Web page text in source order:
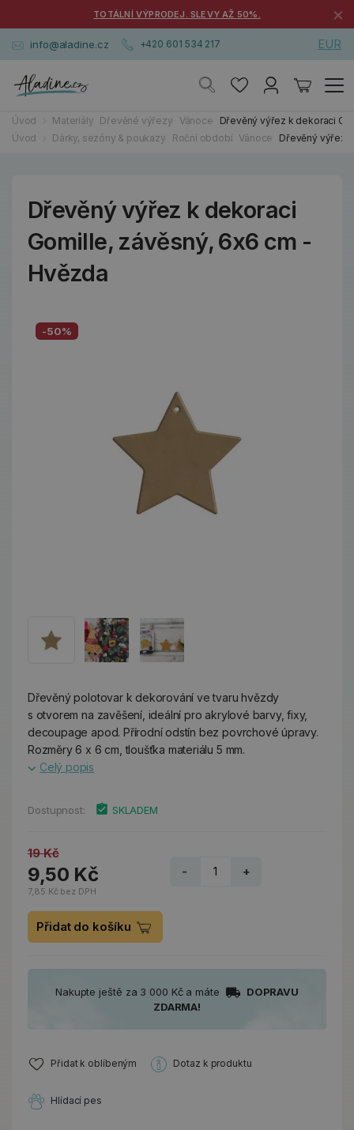
TOTÁLNÍ VÝPRODEJ. SLEVY AŽ 50%. ×
info@aladine.cz +420 601 534 217 EUR
Úvod Materiály Dřevěné výřezy Vánoce
Dřevěný výřez k dekoraci
Úvod
Dárky, sezóny & poukazy Roční období Vánoce Dřevěný výřez
Dřevěný výřez k dekoraci
Gomille, závěsný, 6x6 cm -
Hvězda
-50%
Dřevěný polotovar k dekorování ve tvaru hvězdy
s otvorem na zavěšení, ideální pro akrylové barvy, fixy,
decoupage apod. Přírodní odstín bez povrchové úpravy.
Rozměry 6 x 6 cm, tloušťka materiálu 5 mm.
Celý popis
Dostupnost: SKLADEM
19 Kč
9,50 Kč
7,85 Kč bez DPH
- +
Přidat do košíku
Nakupte ještě za 3 000 Kč a máte
DOPRAVU
ZDARMA!
Přidat k oblíbeným Dotaz k produktu
Hlídací pes